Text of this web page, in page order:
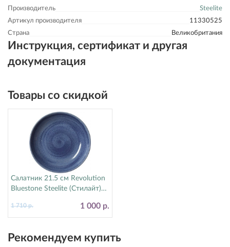
Производитель
Steelite
Артикул производителя
11330525
Страна
Великобритания
Инструкция, сертификат и другая
документация
Товары со скидкой
Салатник 21.5 см Revolution
Bluestone Steelite (Стилайт)
1 000 р.
1 710 р.
Рекомендуем купить